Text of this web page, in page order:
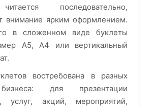
последовательно,
внимание ярким оформлением.
в сложенном виде буклеты
А5, А4 или вертикальный
востребована в разных
для презентации
услуг, акций, мероприятий,